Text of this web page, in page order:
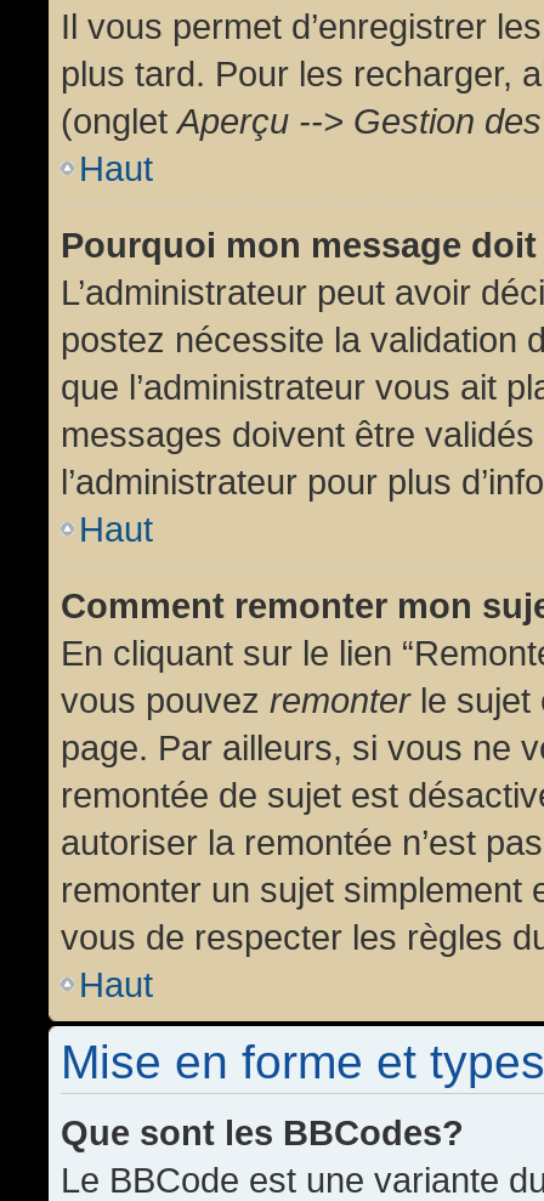
Il vous permet d’enregistrer
plus tard. Pour les recharger,
(ongletAperçu --> Gestion
Haut
Pourquoi mon message
L’administrateur peut avoir
postez nécessite la validation
que l’administrateur vous ait
messages doivent être
l’administrateur pour plus
Haut
Comment remonter mon
En cliquant sur le lien
vous pouvez remonterle sujet
page. Par ailleurs, si vous ne
remontée de sujet est
autoriser la remontée n’est
remonter un sujet simplement
vous de respecter les règles
Haut
Mise en forme et
Que sont les BBCodes?
Le BBCode est une variante